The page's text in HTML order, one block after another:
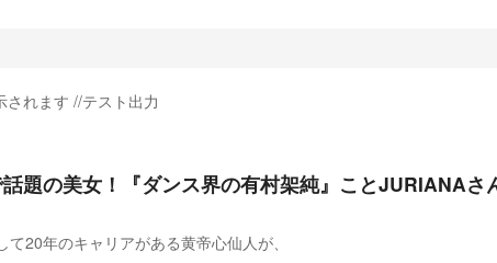
れます //テスト出力
題の美女！『ダンス界の有村架純』ことJURIANAさ
年のキャリアがある黄帝心仙人が、